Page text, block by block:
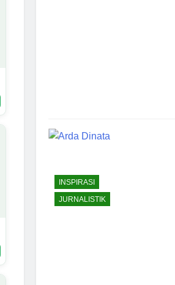
INSPIRASI
JURNALISTIK